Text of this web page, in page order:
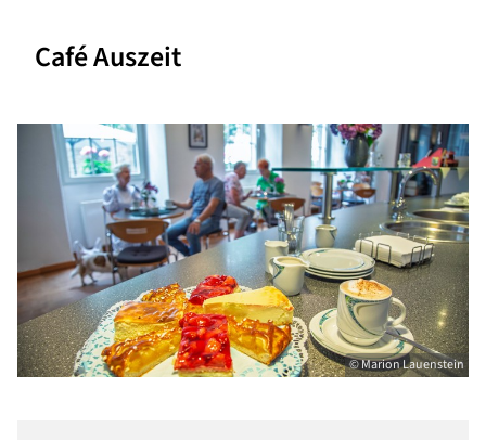
Café Auszeit
© Marion Lauenstein